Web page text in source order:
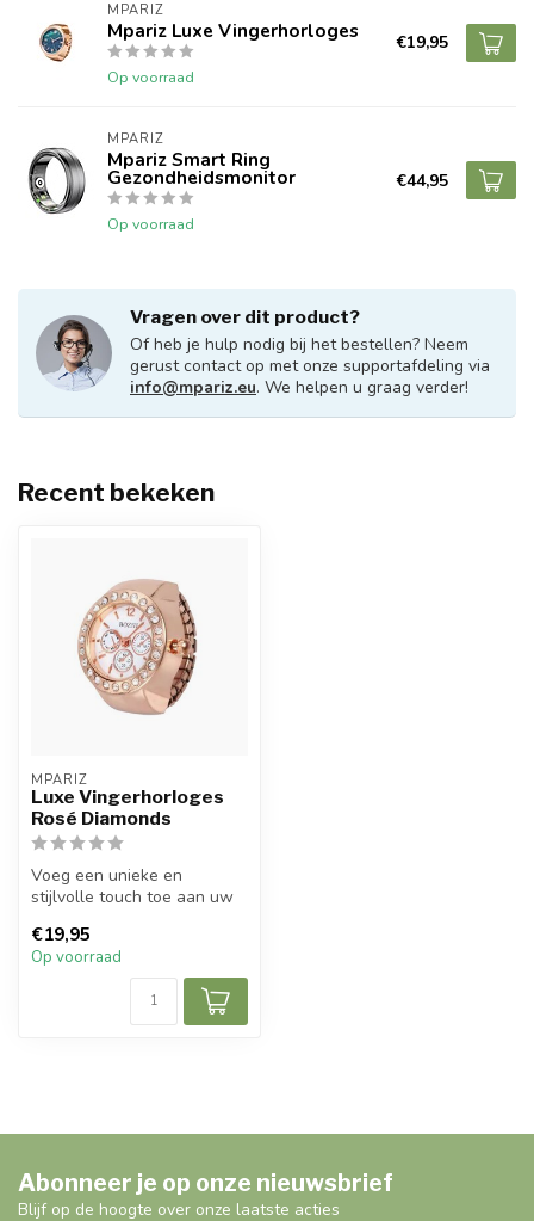
MPARIZ
Mpariz Luxe Vingerhorloges
Op voorraad
€19,95
MPARIZ
Mpariz Smart Ring
Gezondheidsmonitor
Op voorraad
€44,95
Vragen over dit product?
Of heb je hulp nodig bij het bestellen? Neem
gerust contact op met onze supportafdeling via
info@mpariz.eu. We helpen u graag verder!
Recent bekeken
MPARIZ
Luxe Vingerhorloges
Rosé Diamonds
Voeg een unieke en
stijlvolle touch toe aan uw
Luxe Vi...
€19,95
Op voorraad
Abonneer je op onze nieuwsbrief
Blijf op de hoogte over onze laatste acties